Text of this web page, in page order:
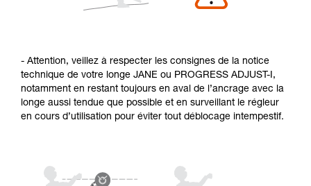
- Attention, veillez à respecter les consignes de la notice
technique de votre longe JANE ou PROGRESS ADJUST-I,
notamment en restant toujours en aval de l’ancrage avec la
longe aussi tendue que possible et en surveillant le régleur
en cours d’utilisation pour éviter tout déblocage intempestif.